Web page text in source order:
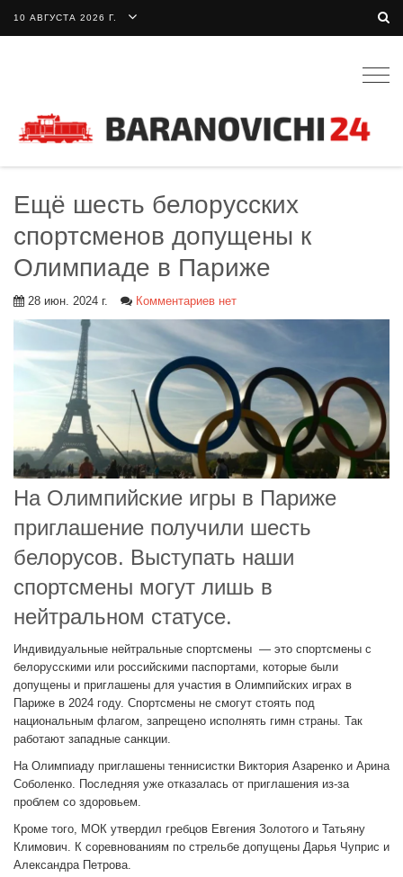
10 АВГУСТА 2026 Г.
Ещё шесть белорусских
спортсменов допущены к
Олимпиаде в Париже
28 июн. 2024 г. Комментариев нет
На Олимпийские игры в Париже
приглашение получили шесть
белорусов. Выступать наши
спортсмены могут лишь в
нейтральном статусе.
Индивидуальные нейтральные спортсмены — это спортсмены с
белорусскими или российскими паспортами, которые были
допущены и приглашены для участия в Олимпийских играх в
Париже в 2024 году. Спортсмены не смогут стоять под
национальным флагом, запрещено исполнять гимн страны. Так
работают западные санкции.
На Олимпиаду приглашены теннисистки Виктория Азаренко и Арина
Соболенко. Последняя уже отказалась от приглашения из-за
проблем со здоровьем.
Кроме того, МОК утвердил гребцов Евгения Золотого и Татьяну
Климович. К соревнованиям по стрельбе допущены Дарья Чуприс и
Александра Петрова.